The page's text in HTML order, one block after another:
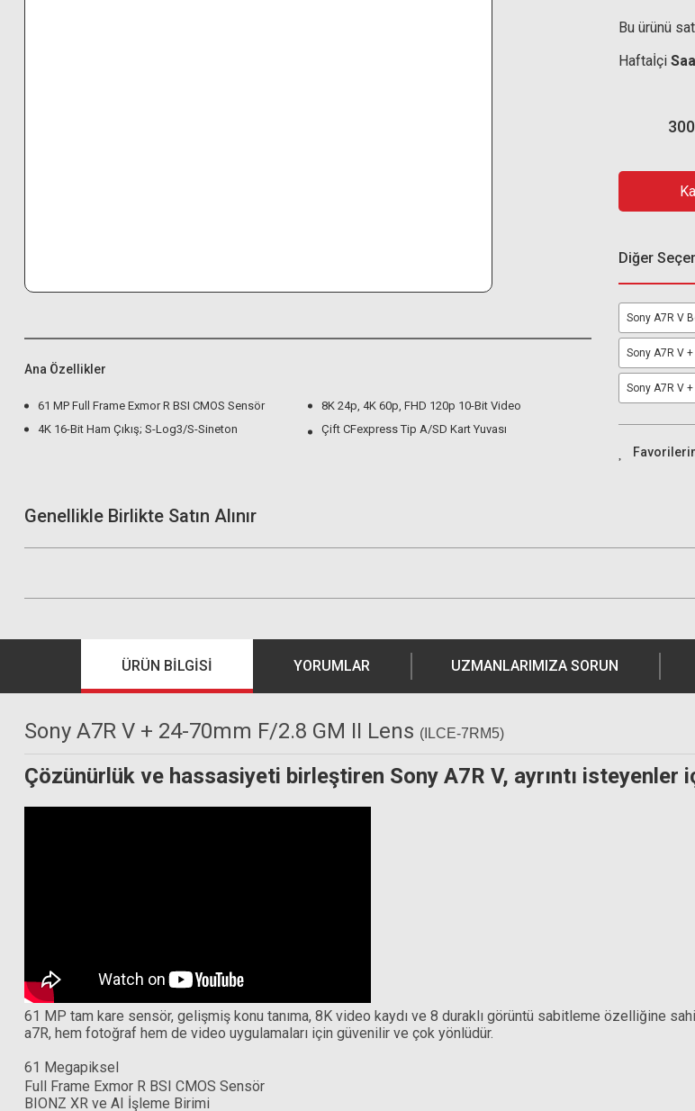
Ana Özellikler
61 MP Full Frame Exmor R BSI CMOS Sensör
8K 24p, 4K 60p, FHD 120p 10-Bit Video
4K 16-Bit Ham Çıkış; S-Log3/S-Sineton
Çift CFexpress Tip A/SD Kart Yuvası
Bu ürünü
Haftaİçi
Diğer
Sony A7R V
Sony A7R V
Sony A7R V
Genellikle Birlikte Satın Alınır
Sony FE 24-70mm f/4 ZA OSS Lens
Sony FE 24-70mm f/2.8 GM
ÜRÜN BILGISI YORUMLAR UZMANLARIMIZA SORUN
Sony A7R V + 24-70mm F/2.8 GM II Lens (ILCE-7RM5)
Çözünürlük ve hassasiyeti birleştiren Sony A7R V, ayrıntı
61 MP tam kare sensör, gelişmiş konu tanıma, 8K video kaydı ve 8 duraklı görüntü sabitleme özelliğine
a7R, hem fotoğraf hem de video uygulamaları için güvenilir ve çok yönlüdür.
61 Megapiksel
Full Frame Exmor R BSI CMOS Sensör
BIONZ XR ve AI İşleme Birimi